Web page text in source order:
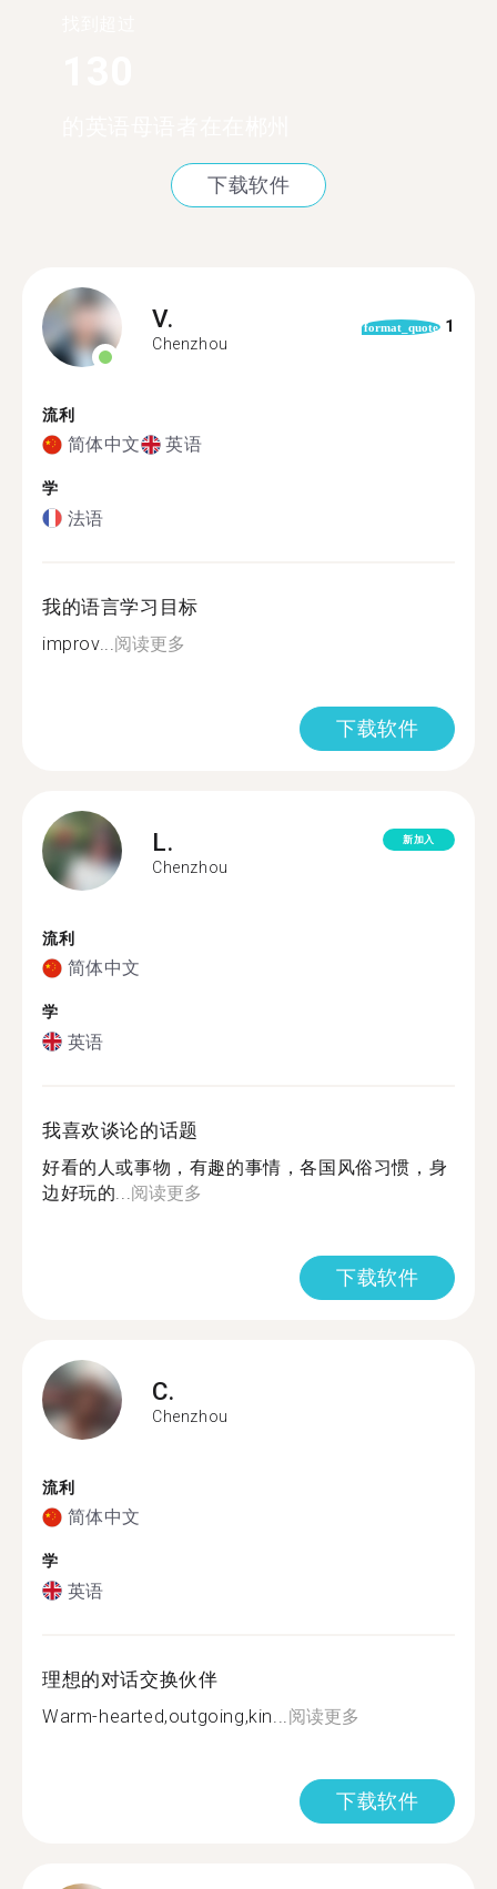
下载软件
V.
Chenzhou
format_quote 1
流利
简体中文 英语
学
法语
我的语言学习目标
improv... 阅读更多
下载软件
L.
Chenzhou
新加入
流利
简体中文
学
英语
我喜欢谈论的话题
好看的人或事物，有趣的事情，各国风俗习惯，身
边好玩的... 阅读更多
下载软件
C.
Chenzhou
流利
简体中文
学
英语
理想的对话交换伙伴
Warm-hearted,outgoing,kin... 阅读更多
下载软件